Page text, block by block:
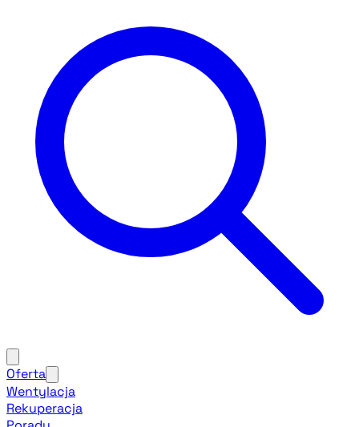
Oferta
Wentylacja
Rekuperacja